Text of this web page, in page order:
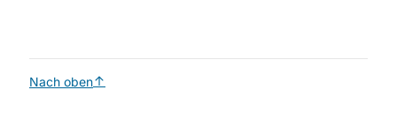
Nach oben